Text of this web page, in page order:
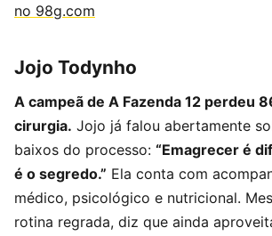
no 98g.com
Jojo Todynho
A campeã de A Fazenda 12 perdeu
cirurgia. Jojo já falou abertamente
baixos do processo: “Emagrecer é
é o segredo.” Ela conta com
médico, psicológico e nutricional.
rotina regrada, diz que ainda